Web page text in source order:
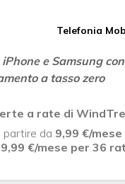
Telefonia
iPhone e Samsung
a tasso zero
a rate di
partire da 9,99 €/
€/mese per 36